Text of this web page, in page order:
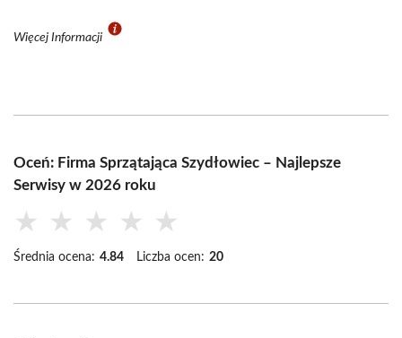
Więcej Informacji
Oceń: Firma Sprzątająca Szydłowiec – Najlepsze
Serwisy w 2026 roku
★ ★ ★ ★ ★
Średnia ocena: 4.84 Liczba ocen: 20